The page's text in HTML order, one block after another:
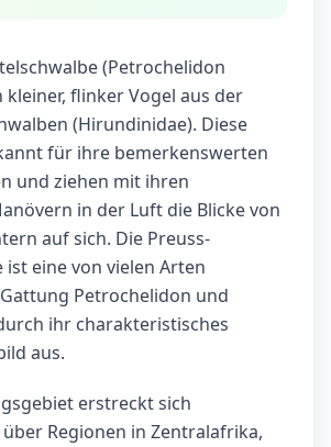
(Petrochelidon
kleiner, flinker Vogel aus der
(Hirundinidae). Diese
für ihre bemerkenswerten
und ziehen mit ihren
in der Luft die Blicke von
auf sich. Die Preuss-
ist eine von vielen Arten
Petrochelidon und
ihr charakteristisches
aus.
erstreckt sich
Regionen in Zentralafrika,